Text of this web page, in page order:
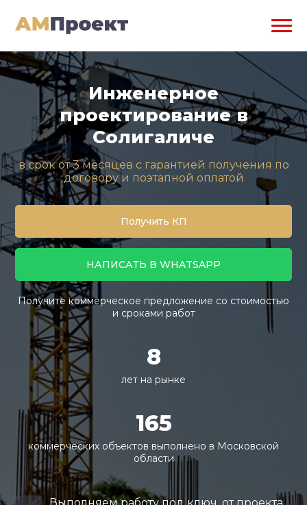
Инженерное
проектирование в
Солигаличе
в срок от 3 месяцев с гарантией получения по
договору и поэтапной оплатой
Получить КП
НАПИСАТЬ В WHATSAPP
Получите коммерческое предложение со стоимостью
и сроками работ
8
лет на рынке
165
коммерческих объектов выполнено в Московской
области